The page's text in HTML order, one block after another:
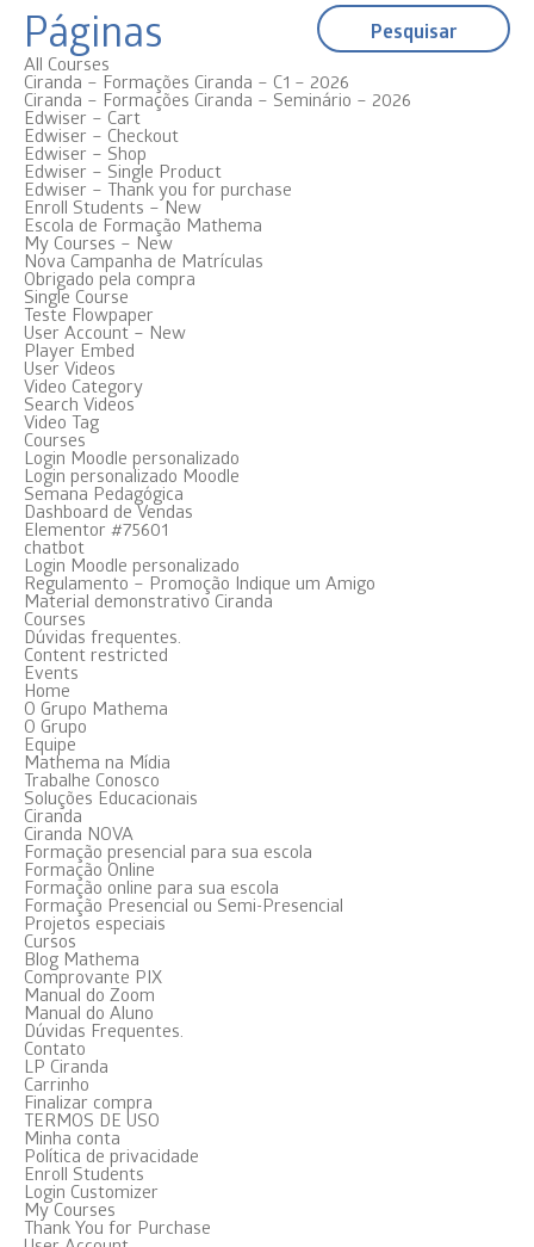
Páginas
All Courses
Ciranda – Formações Ciranda – C1 – 2026
Ciranda – Formações Ciranda – Seminário – 2026
Edwiser – Cart
Edwiser – Checkout
Edwiser – Shop
Edwiser – Single Product
Edwiser – Thank you for purchase
Enroll Students – New
Escola de Formação Mathema
My Courses – New
Nova Campanha de Matrículas
Obrigado pela compra
Single Course
Teste Flowpaper
User Account – New
Player Embed
User Videos
Video Category
Search Videos
Video Tag
Courses
Login Moodle personalizado
Login personalizado Moodle
Semana Pedagógica
Dashboard de Vendas
Elementor #75601
chatbot
Login Moodle personalizado
Regulamento – Promoção Indique um Amigo
Material demonstrativo Ciranda
Courses
Dúvidas frequentes.
Content restricted
Events
Home
O Grupo Mathema
O Grupo
Equipe
Mathema na Mídia
Trabalhe Conosco
Soluções Educacionais
Ciranda
Ciranda NOVA
Formação presencial para sua escola
Formação Online
Formação online para sua escola
Formação Presencial ou Semi-Presencial
Projetos especiais
Cursos
Blog Mathema
Comprovante PIX
Manual do Zoom
Manual do Aluno
Dúvidas Frequentes.
Contato
LP Ciranda
Carrinho
Finalizar compra
TERMOS DE USO
Minha conta
Política de privacidade
Enroll Students
Login Customizer
My Courses
Thank You for Purchase